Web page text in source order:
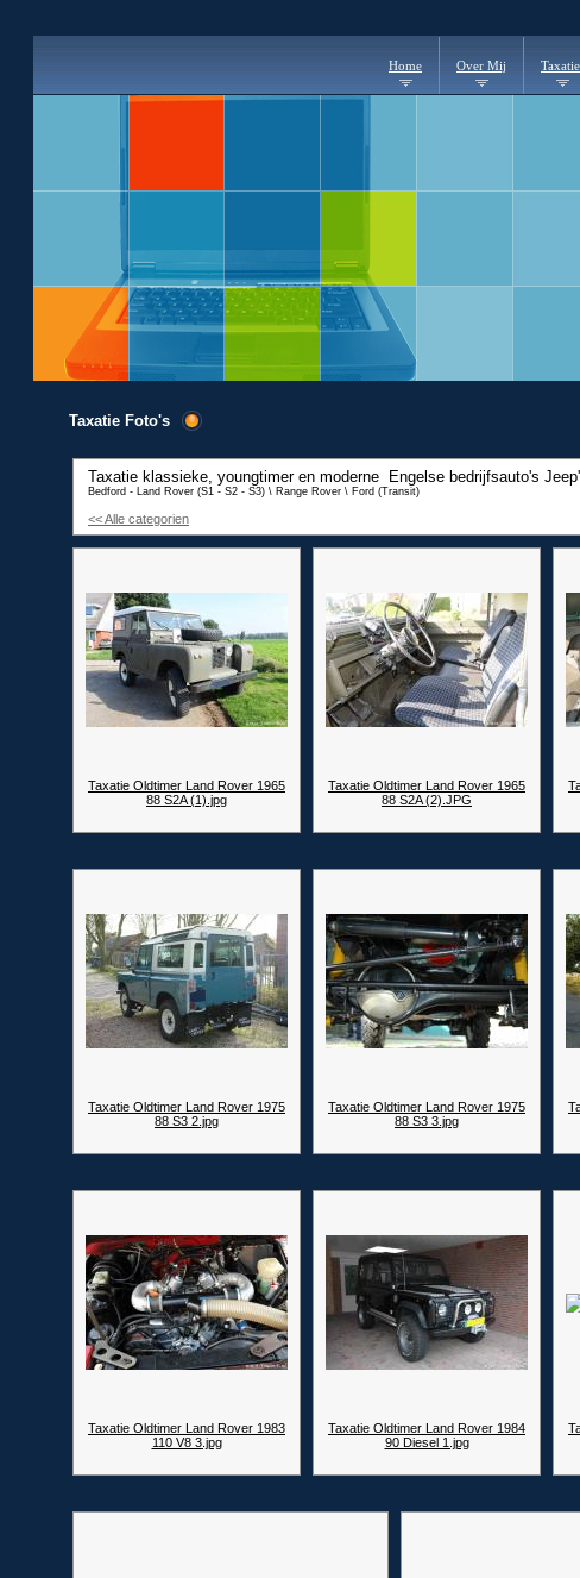
Home Over Mij
Taxatie Foto's
Taxatie klassieke, youngtimer en moderne Engelse bedrijfsauto's
Bedford - Land Rover (S1 - S2 - S3) \ Range Rover \ Ford (Transit)
<< Alle categorien
Taxatie Oldtimer Land Rover 1965
88 S2A (1).jpg
Taxatie Oldtimer Land Rover 1965
88 S2A (2).JPG
Taxatie Oldtimer Land Rover 1975
88 S3 2.jpg
Taxatie Oldtimer Land Rover 1975
88 S3 3.jpg
Taxatie Oldtimer Land Rover 1983
110 V8 3.jpg
Taxatie Oldtimer Land Rover 1984
90 Diesel 1.jpg